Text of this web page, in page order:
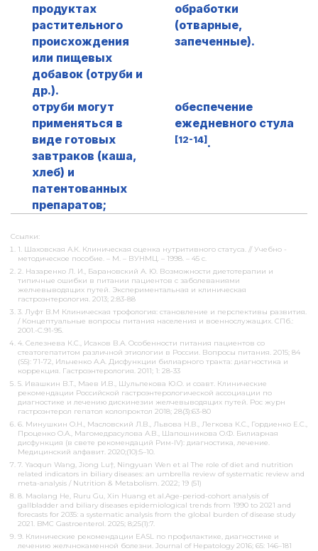
продуктах
растительного
происхождения
или пищевых
добавок (отруби и
др.).
обработки
(отварные,
запеченные).
отруби могут
применяться в
виде готовых
завтраков (каша,
хлеб) и
патентованных
препаратов;
обеспечение
ежедневного стула
[12-14].
Ссылки:
1. Шаховская А.К. Клиническая оценка нутритивного статуса. // Учебно -
методическое пособие. – М. – ВУНМЦ. – 1998. – 45 с.
2. Назаренко Л. И., Барановский А. Ю. Возможности диетотерапии и
типичные ошибки в питании пациентов с заболеваниями
желчевыводящих путей. Экспериментальная и клиническая
гастроэнтерология. 2013; 2:83-88
3. Луфт В.М Клиническая трофология: становление и перспективы развития.
/ Концептуальные вопросы питания населения и военнослужащих. СПб.:
2001.-С.91-95.
4. Селезнева К.С., Исаков В.А. Особенности питания пациентов со
стеатогепатитом различной этиологии в России. Вопросы питания. 2015; 84
(S5): 71-72, Ильченко А.А. Дисфункции билиарного тракта: диагностика и
коррекция. Гастроэнтерология. 2011; 1: 28-33
5. Ивашкин В.Т., Маев И.В., Шульпекова Ю.О. и соавт. Клинические
рекомендации Российской гастроэнтерологической ассоциации по
диагностике и лечению дискинезии желчевыводящих путей. Рос журн
гастроэнтерол гепатол колопроктол 2018; 28(3):63-80
6. Минушкин О.Н., Масловский Л.В., Львова Н.В., Легкова К.С., Гордиенко Е.С.,
Проценко О.А., Магомедрасулова А.В., Шапошникова О.Ф. Билиарная
дисфункция (в свете рекомендаций Рим-ІV): диагностика, лечение.
Медицинский алфавит. 2020;(10):5–10.
7. Yaoqun Wang, Jiong Lu†, Ningyuan Wen et al The role of diet and nutrition
related indicators in biliary diseases: an umbrella review of systematic review and
meta-analysis / Nutrition & Metabolism. 2022; 19 (51)
8. Maolang He, Ruru Gu, Xin Huang et al.Age-period-cohort analysis of
gallbladder and biliary diseases epidemiological trends from 1990 to 2021 and
forecasts for 2035: a systematic analysis from the global burden of disease study
2021. BMC Gastroenterol. 2025; 8;25(1):7.
9. Клинические рекомендации EASL по профилактике, диагностике и
лечению желчнокаменной болезни. Journal of Hepatology 2016; 65: 146–181